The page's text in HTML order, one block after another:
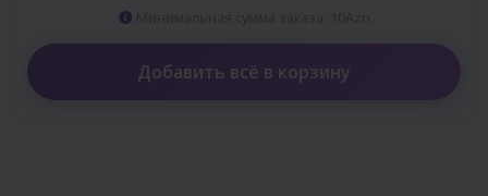
Добавить всё в корзину